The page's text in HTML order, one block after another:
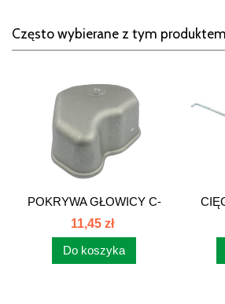
Często wybierane z tym produktem
POKRYWA GŁOWICY C-
360/Zetor...
11,45 zł
Do koszyka